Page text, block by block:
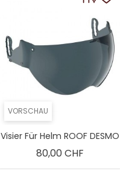
VORSCHAU
Visier Für Helm ROOF DESMO
80,00 CHF